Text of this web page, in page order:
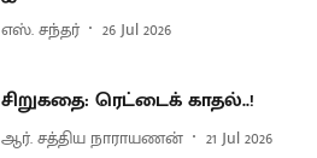
எஸ். சந்தர் 26 Jul 2026
சிறுகதை: ரெட்டைக் காதல்..!
ஆர். சத்திய நாராயணன் 21 Jul 2026